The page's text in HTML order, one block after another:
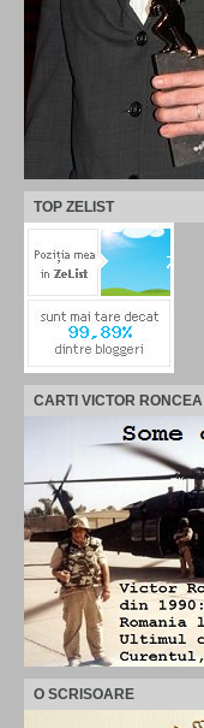
TOP ZELIST
CARTI VICTOR RONCEA
O SCRISOARE